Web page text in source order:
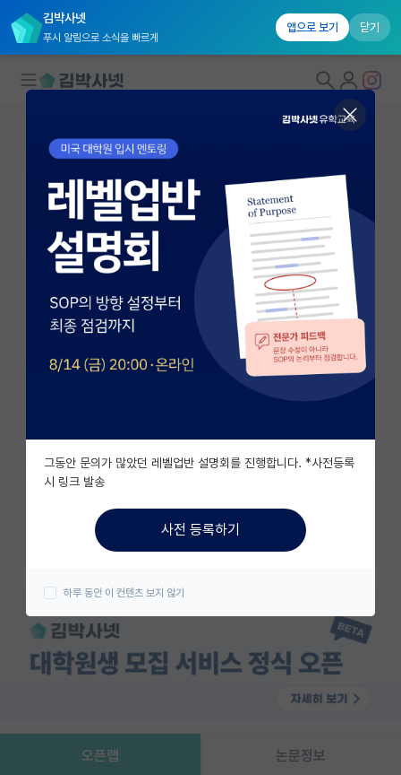
김박사넷
푸시 알림으로 소식을 빠르게
앱으로 보기 닫기
대학원생 모집
국내대학원 정보
연구실&오픈랩
연구실&오픈랩 홈
오픈랩 전체보기
PI 회원 신청
커뮤니티
유학교육
이벤트
반도체 아카데미
재팬라운지 🌸
오픈랩 논문정보
그동안 문의가 많았던 레벨업반 설명회를 진행합니다. *사전등록
시 링크 발송
사전 등록하기
하루 동안 이 컨텐츠 보지 않기
L 모
고려대학교 식품공학과
http://www.ectorbio.com/
즐겨찾기